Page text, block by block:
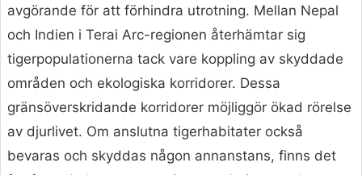
avgörande för att förhindra utrotning. Mellan Nepal
och Indien i Terai Arc-regionen återhämtar sig
tigerpopulationerna tack vare koppling av skyddade
områden och ekologiska korridorer. Dessa
gränsöverskridande korridorer möjliggör ökad rörelse
av djurlivet. Om anslutna tigerhabitater också
bevaras och skyddas någon annanstans, finns det